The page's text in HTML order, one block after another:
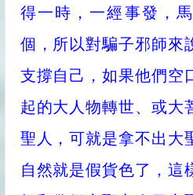
得一時，一經事發，
個，所以對騙子邪師來
支撐自己，如果他們空
起的大人物轉世、或大
聖人，可就是拿不出大
自然就是假貨色了，這